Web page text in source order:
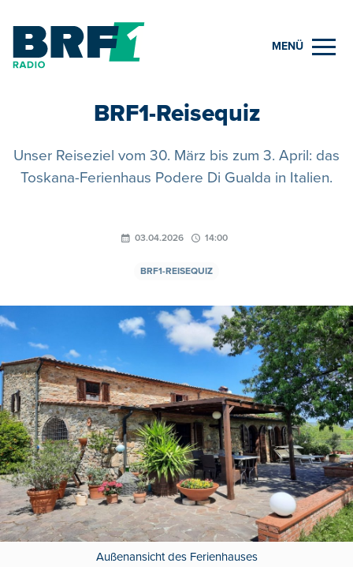
MENÜ
BRF1-Reisequiz
Unser Reiseziel vom 30. März bis zum 3. April: das
Toskana-Ferienhaus Podere Di Gualda in Italien.
03.04.2026 14:00
BRF1-REISEQUIZ
Außenansicht des Ferienhauses